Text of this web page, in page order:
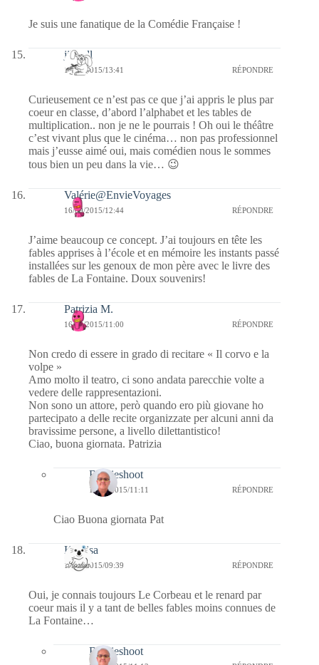
Je suis une fanatique de la Comédie Française !
jill bill
16/09/2015/13:41 RÉPONDRE
Curieusement ce n’est pas ce que j’ai appris le plus par
coeur en classe, d’abord l’alphabet et les tables de
multiplication.. non je ne le pourrais ! Oh oui le théâtre
c’est vivant plus que le cinéma… non pas professionnel
mais j’eusse aimé oui, mais comédien nous le sommes
tous bien un peu dans la vie… 😉
Valérie@EnvieVoyages
16/09/2015/12:44 RÉPONDRE
J’aime beaucoup ce concept. J’ai toujours en tête les
fables apprises à l’école et en mémoire les instants passé
installées sur les genoux de mon père avec le livre des
fables de La Fontaine. Doux souvenirs!
Patrizia M.
16/09/2015/11:00 RÉPONDRE
Non credo di essere in grado di recitare « Il corvo e la
volpe »
Amo molto il teatro, ci sono andata parecchie volte a
vedere delle rappresentazioni.
Non sono un attore, però quando ero più giovane ho
partecipato a delle recite organizzate per alcuni anni da
bravissime persone, a livello dilettantistico!
Ciao, buona giornata. Patrizia
Bernieshoot
16/09/2015/11:11 RÉPONDRE
Ciao Buona giornata Pat
Koalisa
16/09/2015/09:39 RÉPONDRE
Oui, je connais toujours Le Corbeau et le renard par
coeur mais il y a tant de belles fables moins connues de
La Fontaine…
Bernieshoot